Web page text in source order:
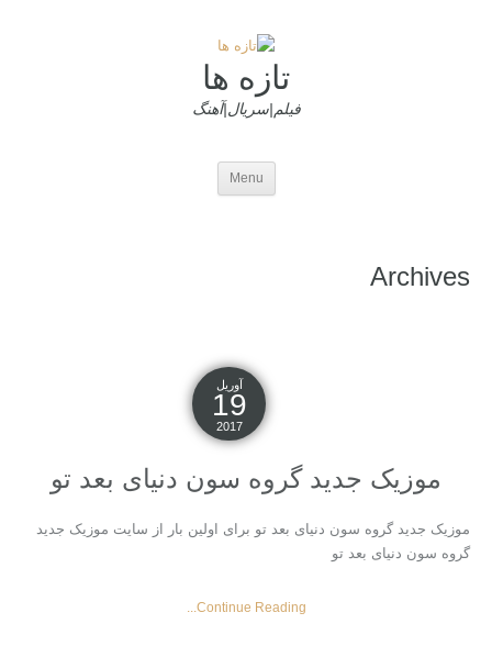
تازه ها
فیلم|سریال|آهنگ
Menu
Archives
آوریل
19
2017
موزیک جدید گروه سون دنیای بعد تو
موزیک جدید گروه سون دنیای بعد تو برای اولین بار از سایت موزیک جدید
گروه سون دنیای بعد تو
Continue Reading...